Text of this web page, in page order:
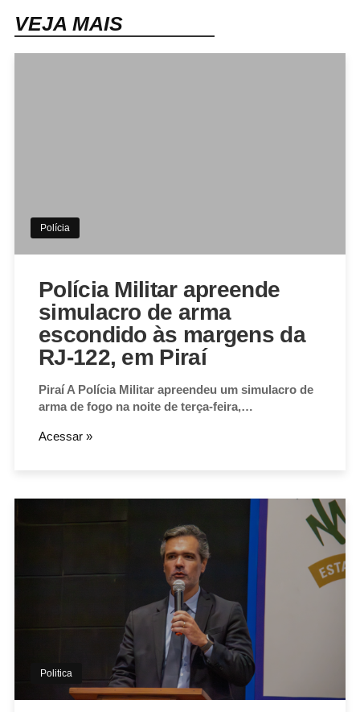
VEJA MAIS
Polícia
Polícia Militar apreende
simulacro de arma
escondido às margens da
RJ-122, em Piraí
Piraí A Polícia Militar apreendeu um simulacro de
arma de fogo na noite de terça-feira,…
Acessar »
Politica